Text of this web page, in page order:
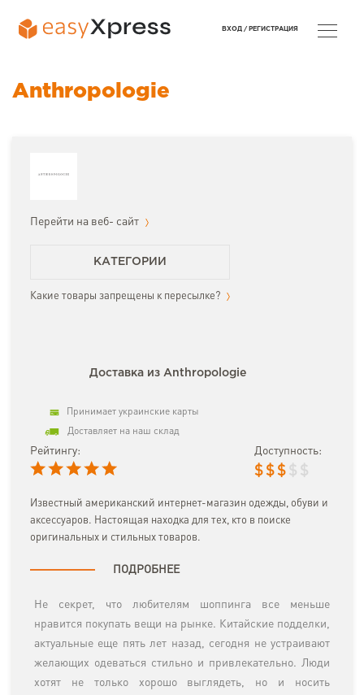
Anthropologie
Перейти на веб- сайт
КАТЕГОРИИ
Какие товары запрещены к пересылке?
Доставка из Anthropologie
Принимает украинские карты
Доставляет на наш склад
Рейтингу: Доступность:
$ $ $ $ $
Известный американский интернет-магазин одежды, обуви и
аксессуаров. Настоящая находка для тех, кто в поиске
оригинальных и стильных товаров.
ПОДРОБНЕЕ
Не секрет, что любителям шоппинга все меньше
нравится покупать вещи на рынке. Китайские подделки,
актуальные еще пять лет назад, сегодня не устраивают
желающих одеваться стильно и привлекательно. Люди
хотят не только хорошо выглядеть, но и носить
ВХОД / РЕГИСТРАЦИЯ